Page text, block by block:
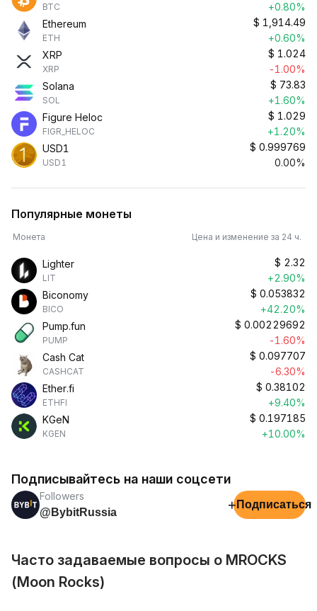
BTC
+0.80%
Ethereum
ETH
$ 1,914.49
+0.60%
XRP
XRP
$ 1.024
-1.00%
Solana
SOL
$ 73.83
+1.60%
Figure Heloc
FIGR_HELOC
$ 1.029
+1.20%
USD1
USD1
$ 0.999769
0.00%
Популярные монеты
Монета Цена и изменение за 24 ч.
Lighter
LIT
$ 2.32
+2.90%
Biconomy
BICO
$ 0.053832
+42.20%
Pump.fun
PUMP
$ 0.00229692
-1.60%
Cash Cat
CASHCAT
$ 0.097707
-6.30%
Ether.fi
ETHFI
$ 0.38102
+9.40%
KGeN
KGEN
$ 0.197185
+10.00%
Подписывайтесь на наши соцсети
Followers
@BybitRussia
+ Подписаться
Часто задаваемые вопросы о MROCKS
(Moon Rocks)